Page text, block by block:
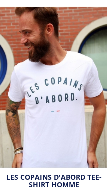
Tous les
LES COPAINS D'ABORD TEE-
SHIRT HOMME